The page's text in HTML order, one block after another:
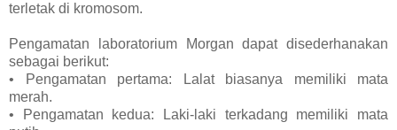
terletak di kromosom.
Pengamatan laboratorium Morgan dapat disederhanakan
sebagai berikut:
• Pengamatan pertama: Lalat biasanya memiliki mata
merah.
• Pengamatan kedua: Laki-laki terkadang memiliki mata